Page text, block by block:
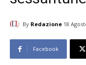
By Redazione 18
Facebook